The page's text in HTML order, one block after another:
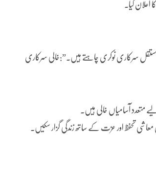
سرکاری نوکری چاہتے ہیں۔”:خالی سرکاری
متعدد آسامیاں خالی ہیں۔
تحفظ اور عزت کے ساتھ زندگی گزار سکیں۔